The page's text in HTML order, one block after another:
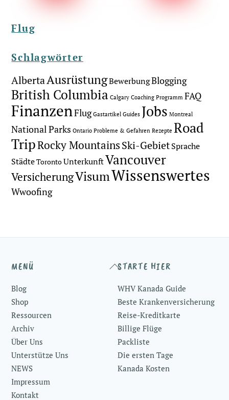
Flug
Schlagwörter
AlbertaAusrüstungBewerbungBlogging
British Columbia Calgary Coaching Programm FAQ
FinanzenFlug Gastartikel Guides Jobs Montreal
National Parks Ontario Probleme & Gefahren Rezepte Road
TripRocky MountainsSki-GebietSprache
StädteTorontoUnterkunftVancouver
VersicherungVisumWissenswertes
Wwoofing
Back
Top
MENÜ
Blog
Shop
Ressourcen
Archiv
Über Uns
Unterstütze Uns
NEWS
Impressum
Kontakt
STARTE HIER
WHV Kanada Guide
Beste Krankenversicherung
Reise-Kreditkarte
Billige Flüge
Packliste
Die ersten Tage
Kanada Kosten